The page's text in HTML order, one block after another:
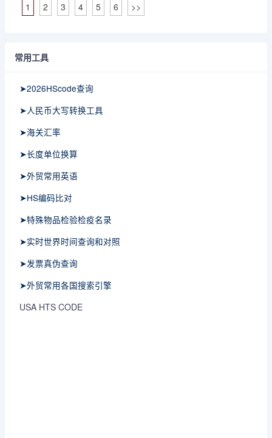
1 2 3 4 5 6 >>
常用工具
➤2026HScode查询
➤人民币大写转换工具
➤海关汇率
➤长度单位换算
➤外贸常用英语
➤HS编码比对
➤特殊物品检验检疫名录
➤实时世界时间查询和对照
➤发票真伪查询
➤外贸常用各国搜索引擎
USA HTS CODE